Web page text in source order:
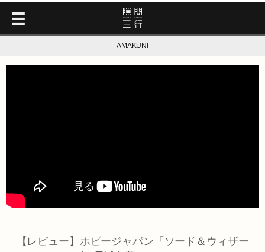
AMAKUNI
【レビュー】ホビージャパン「ソード＆ウィザー